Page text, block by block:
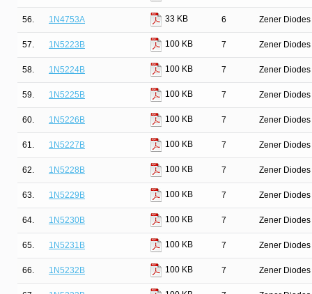
56. 1N4753A 33 KB 6 Zener
57. 1N5223B 100 KB 7 Zener
58. 1N5224B 100 KB 7 Zener
59. 1N5225B 100 KB 7 Zener
60. 1N5226B 100 KB 7 Zener
61. 1N5227B 100 KB 7 Zener
62. 1N5228B 100 KB 7 Zener
63. 1N5229B 100 KB 7 Zener
64. 1N5230B 100 KB 7 Zener
65. 1N5231B 100 KB 7 Zener
66. 1N5232B 100 KB 7 Zener